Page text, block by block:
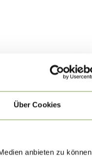
Über Cookies
anbieten zu können